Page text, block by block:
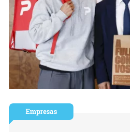
Empresas